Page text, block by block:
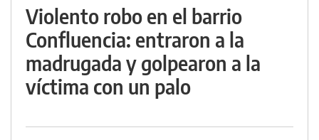
Violento robo en el barrio
Confluencia: entraron a la
madrugada y golpearon a la
víctima con un palo